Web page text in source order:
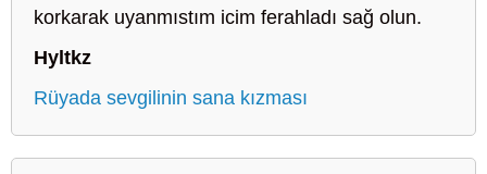
korkarak uyanmıstım icim ferahladı sağ olun.
Hyltkz
Rüyada sevgilinin sana kızması